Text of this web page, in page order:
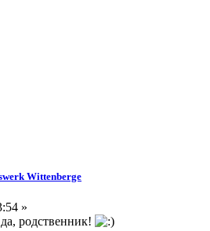
Wittenberge
»
родственник!